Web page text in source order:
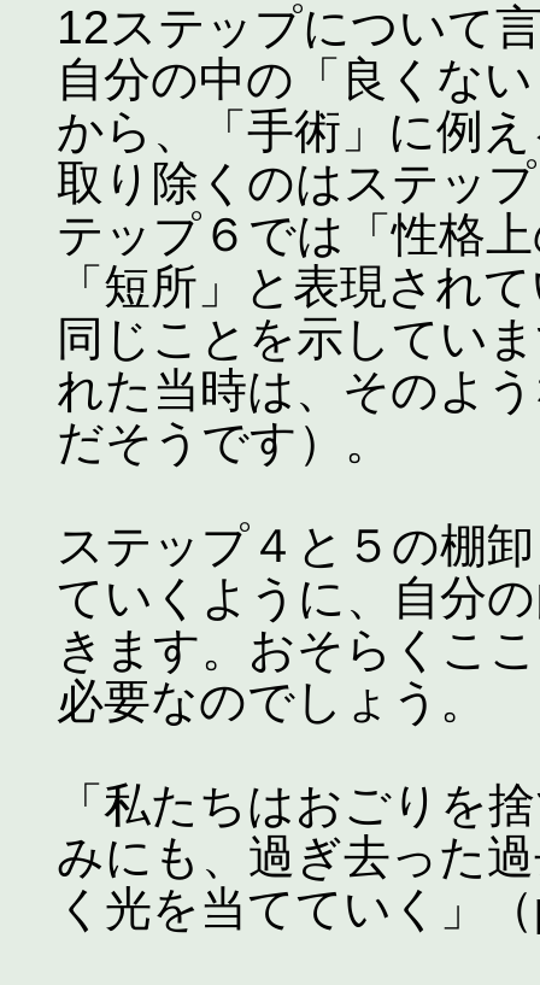
12ステップについて
自分の中の「良くな
から、「手術」に例
取り除くのはステッ
テップ６では「性格
「短所」と表現され
同じことを示してい
れた当時は、そのよ
だそうです）。
ステップ４と５の棚
ていくように、自分
きます。おそらくこ
必要なのでしょう。
「私たちはおごりを
みにも、過ぎ去った
く光を当てていく」